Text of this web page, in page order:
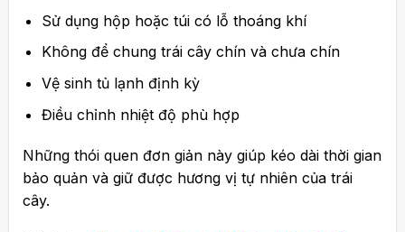
Sử dụng hộp hoặc túi có lỗ thoáng khí
Không để chung trái cây chín và chưa chín
Vệ sinh tủ lạnh định kỳ
Điều chỉnh nhiệt độ phù hợp
Những thói quen đơn giản này giúp kéo dài thời gian
bảo quản và giữ được hương vị tự nhiên của trái
cây.